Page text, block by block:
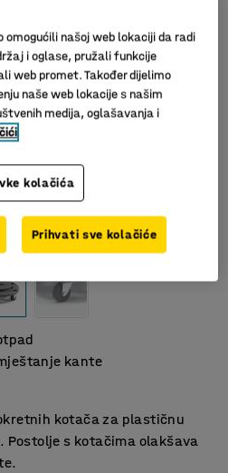
Slični proizvodi
kante
kotača za plastičnu
Postolje s kotačima olakšava
omogućili našoj web lokaciji da radi
i oglase, pružali funkcije
web promet. Također dijelimo
naše web lokacije s našim
medija, oglašavanja i
kolačića
Prihvati sve kolačiće